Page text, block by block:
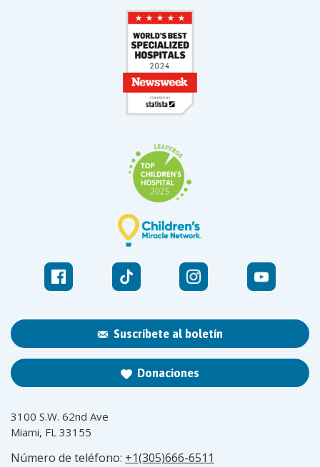
Suscríbete al boletín
Donaciones
3100 S.W. 62nd Ave
Miami, FL 33155
Número de teléfono: +1(305)666-6511